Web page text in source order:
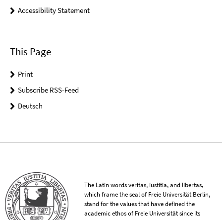
Accessibility Statement
This Page
Print
Subscribe RSS-Feed
Deutsch
The Latin words veritas, iustitia, and libertas,
which frame the seal of Freie Universität Berlin,
stand for the values that have defined the
academic ethos of Freie Universität since its